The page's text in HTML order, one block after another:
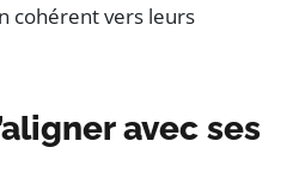
cohérent vers leurs
avec ses